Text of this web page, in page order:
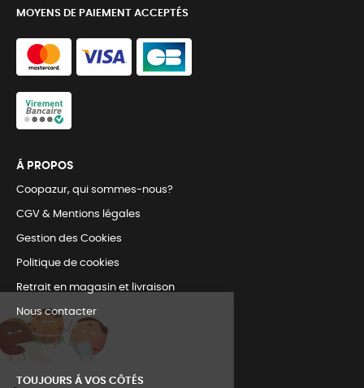
MOYENS DE PAIEMENT ACCEPTÉS
Á PROPOS
Coopazur, qui sommes-nous?
CGV & Mentions légales
Gestion des Cookies
Politique de cookies
Retrait en magasin et livraison
Nous contacter
TOUJOURS Á VOS CÔTÉS